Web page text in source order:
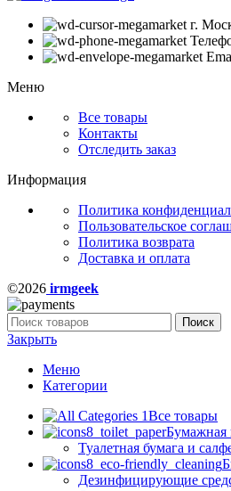
г.
Меню
Все товары
Контакты
Отследить заказ
Информация
Политика
Пользовательское
Политика возврата
Доставка и оплата
©2026 irmgeek
Поиск
Закрыть
Меню
Категории
Все товары
Бумажная
Туалетная бумага и
Дезинфицирующие